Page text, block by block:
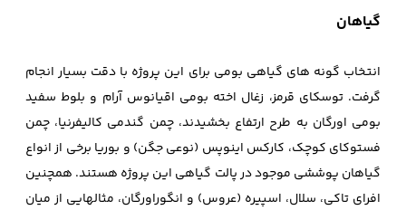
گیاهان
انتخاب گونه های گیاهی بومی برای این پروژه با دقت بسیار انجام
گرفت. توسکای قرمز، زغال اخته بومی اقیانوس آرام و بلوط سفید
بومی اورگان به طرح ارتفاع بخشیدند، چمن گندمی کالیفرنیا، چمن
فستوکای کوچک، کارکس اینوپس (نوعی جگن) و بوریا برخی از انواع
گیاهان پوششی موجود در پالت گیاهی این پروژه هستند. همچنین
افرای تاکی، سلال، اسپیره (عروس) و انگوراورگان، مثالهایی از میان